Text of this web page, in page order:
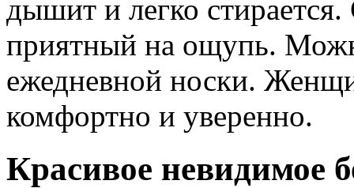
дышит и легко
приятный на ощупь.
ежедневной носки.
комфортно и уверенно.
Красивое невидимое